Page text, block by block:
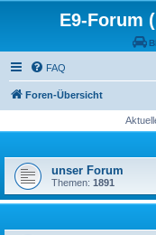
E9-Forum
FAQ
Foren-Übersicht
unser Forum
Themen: 1891